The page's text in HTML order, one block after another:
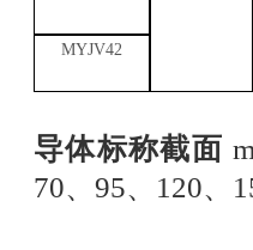
MYJV42
导体标称截面
70、95、120、